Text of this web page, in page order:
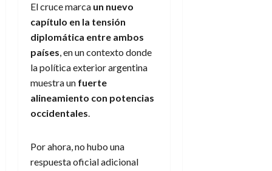
El cruce marca un nuevo
capítulo en la tensión
diplomática entre ambos
países, en un contexto donde
la política exterior argentina
muestra un fuerte
alineamiento con potencias
occidentales.
Por ahora, no hubo una
respuesta oficial adicional